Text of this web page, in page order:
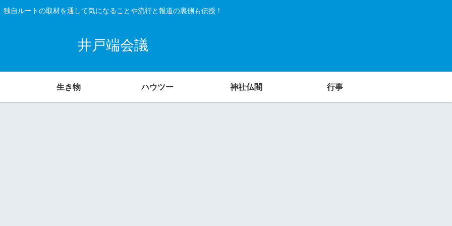
独自ルートの取材を通して気になることや流行と報道の裏側も伝授！
井戸端会議
生き物 ハウツー 神社仏閣 行事